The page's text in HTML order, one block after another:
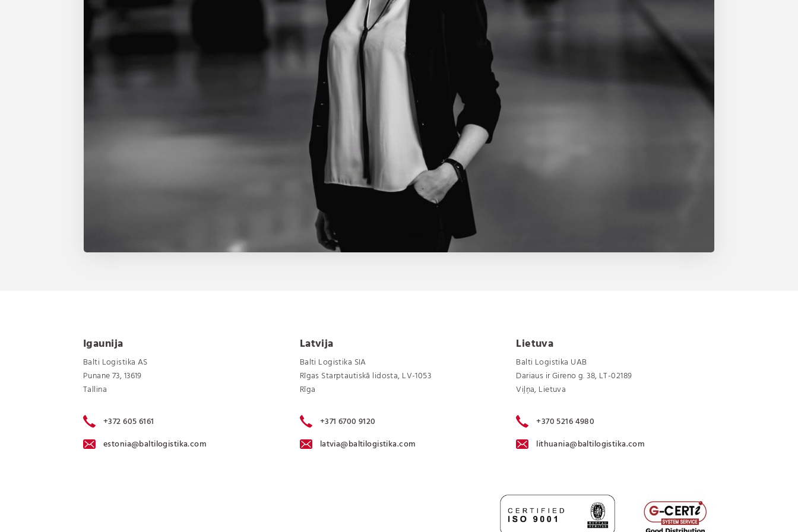
Igaunija
Balti Logistika AS
Punane 73, 13619
Tallina
+372 605 6161
estonia@baltilogistika.com
Latvija
Balti Logistika SIA
Rīgas Starptautiskā lidosta, LV-1053
Rīga
+371 6700 9120
latvia@baltilogistika.com
Lietuva
Balti Logistika UAB
Dariaus ir Gireno g. 38, LT-02189
Viļņa, Lietuva
+370 5216 4980
lithuania@baltilogistika.com